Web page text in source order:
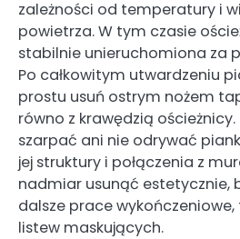
zależności od temperatury i
powietrza. W tym czasie
stabilnie unieruchomiona za
Po całkowitym utwardzeniu
prostu usuń ostrym nożem
równo z krawędzią ościeżnicy.
szarpać ani nie odrywać
jej struktury i połączenia z
nadmiar usunąć estetycznie,
dalsze prace
listew maskujących.